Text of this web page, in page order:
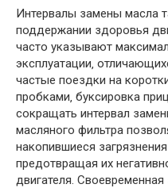
Интервалы замены масла
поддержании здоровья
часто указывают
эксплуатации‚
частые поездки на
пробками‚ буксировка
сокращать интервал
масляного фильтра
накопившиеся
предотвращая их
двигателя.